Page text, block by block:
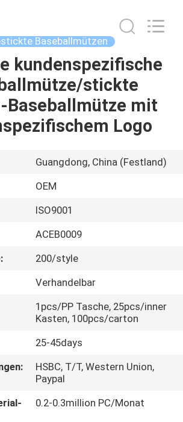
Baseballmützen
kundenspezifische
stickte
Baseballmütze mit
Logo
Guangdong, China (Festland)
OEM
ISO9001
ACEB0009
200/style
Verhandelbar
1pcs/PP Tasche, 25pcs/inner
Kasten, 100pcs/carton
25-45days
HSBC, T/T, Western Union,
Paypal
0.2-0.3million PC/Monat